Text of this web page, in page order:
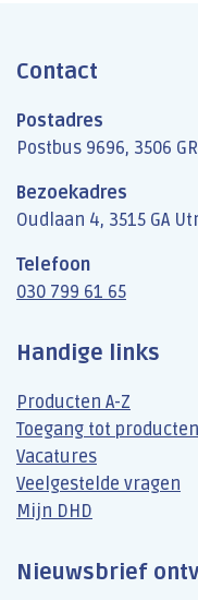
Contact
Postadres
Postbus 9696, 3506
Bezoekadres
Oudlaan 4, 3515 GA
Telefoon
030 799 61 65
Handige links
Producten A-Z
Toegang tot producten
Vacatures
Veelgestelde vragen
Mijn DHD
Nieuwsbrief